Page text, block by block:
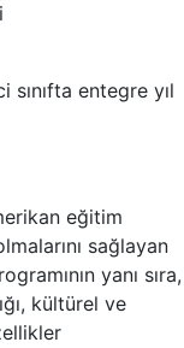
sınıfta entegre yıl
eğitim
sağlayan
yanı sıra,
kültürel ve